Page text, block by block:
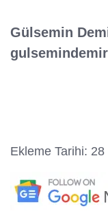
Gülsemin
Ekleme Tarihi: